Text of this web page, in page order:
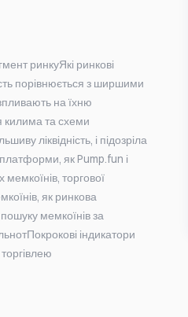
ринкуЯкі ринкові
порівнюється з ширшими
на їхню
килима та схеми
ліквідність, і підозріла
як Pump.fun і
торгової
як ринкова
пошуку мемкоїнів за
індикатори